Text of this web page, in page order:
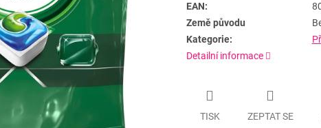
EAN:
Země původu
Kategorie:
Detailní informace
TISK ZEPTAT SE